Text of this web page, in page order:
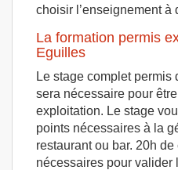
choisir l’enseignement à
La formation permis
Eguilles
Le stage complet permis
sera nécessaire pour
exploitation. Le stage
points nécessaires à la
restaurant ou bar. 20h
nécessaires pour valider